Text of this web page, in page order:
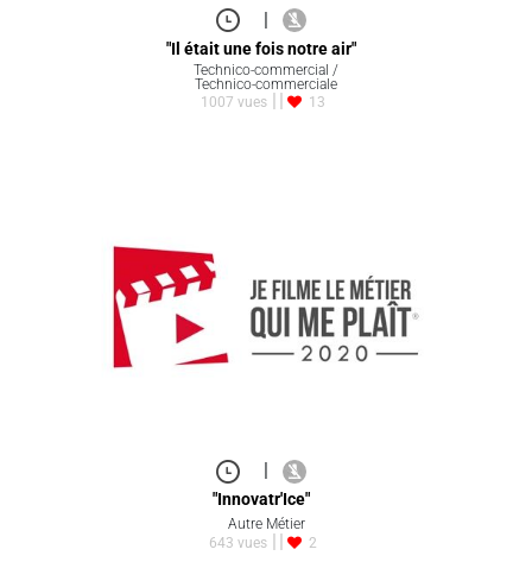
|
"Il était une fois notre air"
Technico-commercial /
Technico-commerciale
1007 vues
13
|
"Innovatr'Ice"
Autre Métier
643 vues
2